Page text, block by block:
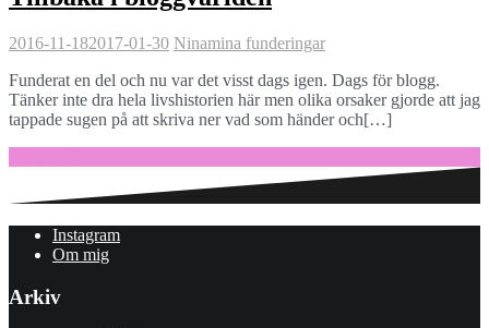
2016-11-182017-01-30 Ninamina funderingar
Funderat en del och nu var det visst dags igen. Dags för blogg.
Tänker inte dra hela livshistorien här men olika orsaker gjorde att jag
tappade sugen på att skriva ner vad som händer och[…]
Instagram
Om mig
Arkiv